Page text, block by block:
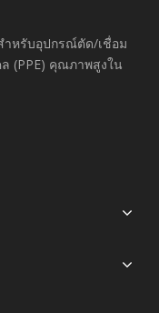
ำหรับอุปกรณ์ตัด/เชื่อม
(PPE) คุณภาพสูงใน